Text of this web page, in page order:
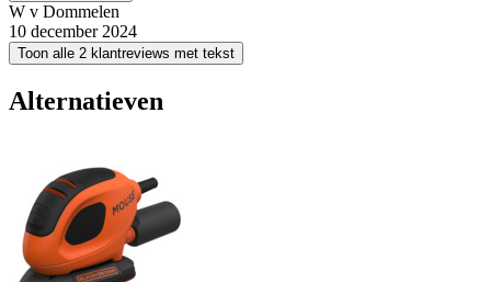
W v Dommelen
10 december 2024
Toon alle 2 klantreviews met tekst
Alternatieven